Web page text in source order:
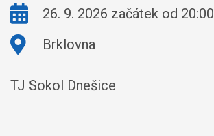
Kdy:
26. 9. 2026 začátek od 20:00
Kde:
Brklovna
TJ Sokol Dnešice